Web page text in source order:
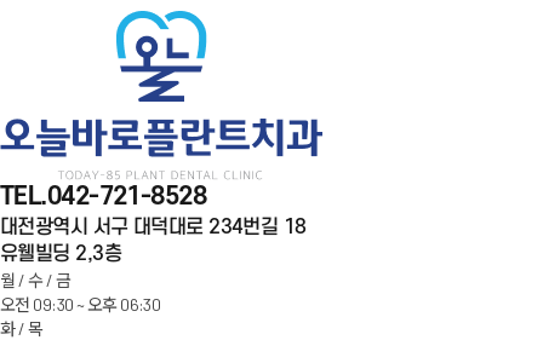
TEL.042-721-8528
대전광역시 서구 대덕대로 234번길 18
유웰빌딩 2,3층
월 / 수 / 금
오전 09:30 ~ 오후 06:30
화 / 목